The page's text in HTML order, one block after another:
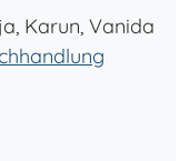
Karun, Vanida